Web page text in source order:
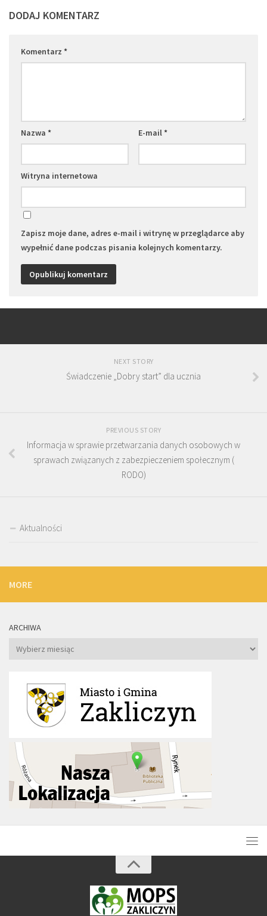
DODAJ KOMENTARZ
Komentarz *
Nazwa * E-mail *
Witryna internetowa
Zapisz moje dane, adres e-mail i witrynę w przeglądarce aby
wypełnić dane podczas pisania kolejnych komentarzy.
NEXT STORY
Świadczenie „Dobry start” dla ucznia
PREVIOUS STORY
Informacja w sprawie przetwarzania danych osobowych w
sprawach związanych z zabezpieczeniem społecznym (
RODO)
Aktualności
MORE
ARCHIWA
Archiwa